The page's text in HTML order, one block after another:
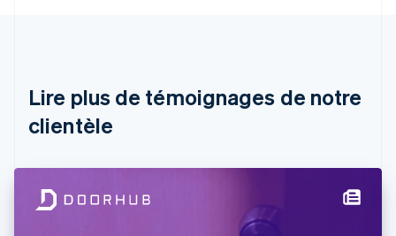
Lire plus de témoignages de notre
clientèle
Brésil
PortuguêsEnglish
Bulgarie
Chine continentale
简体中文